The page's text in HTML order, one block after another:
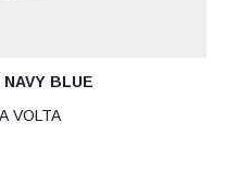
BLUE
VOLTA